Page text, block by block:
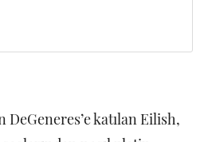
DeGeneres’e katılan Eilish,